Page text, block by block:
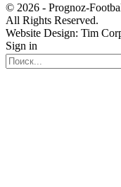
© 2026 - Prognoz-
All Rights Reserved.
Website Design: Tim
Sign in